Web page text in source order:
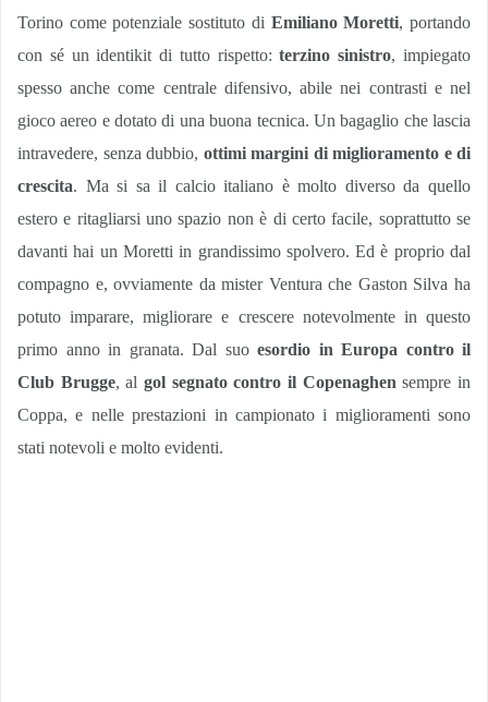
Torino come potenziale sostituto di Emiliano Moretti, portando
con sé un identikit di tutto rispetto:terzino sinistro, impiegato
spesso anche come centrale difensivo, abile nei contrasti e nel
gioco aereo e dotato di una buona tecnica. Un bagaglio che lascia
intravedere, senza dubbio, ottimi margini di miglioramento e di
crescita. Ma si sa il calcio italiano è molto diverso da quello
estero e ritagliarsi uno spazio non è di certo facile, soprattutto se
davanti hai un Moretti in grandissimo spolvero. Ed è proprio dal
compagno e, ovviamente da mister Ventura che Gaston Silva ha
potuto imparare, migliorare e crescere notevolmente in questo
primo anno in granata. Dal suo esordio in Europa contro il
Club Brugge, algol segnato contro il Copenaghen sempre in
Coppa, e nelle prestazioni in campionato i miglioramenti sono
stati notevoli e molto evidenti.